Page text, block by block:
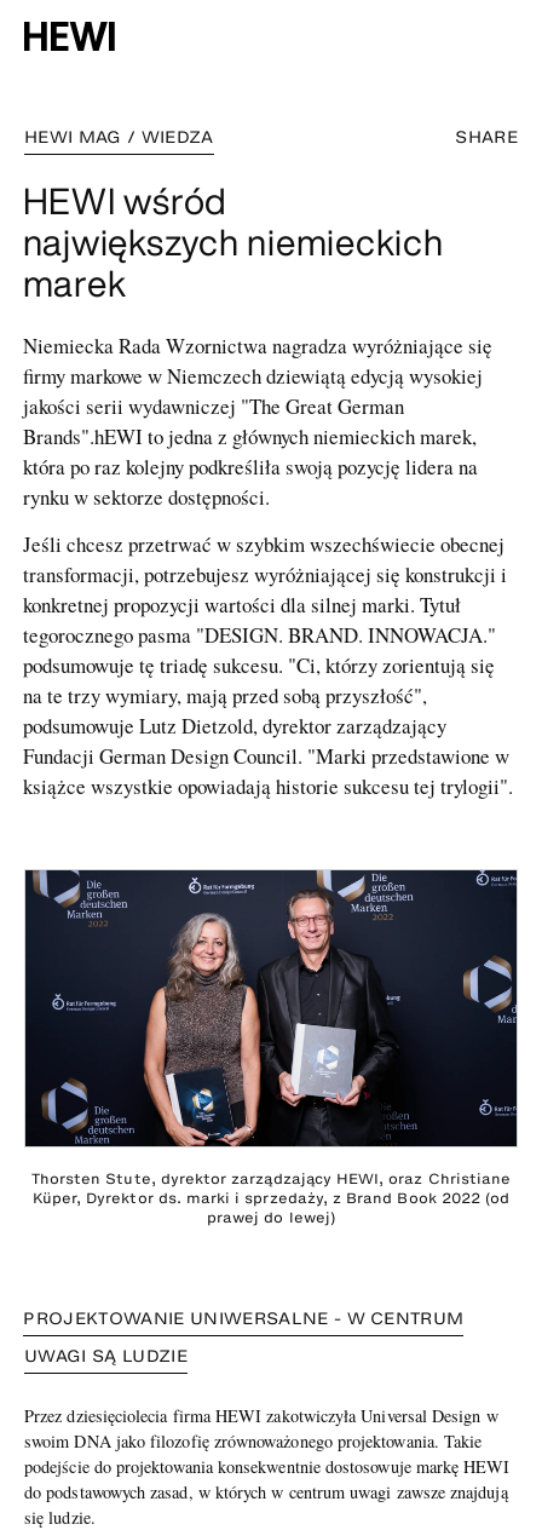
SHARE
HEWI MAG / WIEDZA
HEWI wśród
największych niemieckich
marek
Niemiecka Rada Wzornictwa nagradza wyróżniające się
firmy markowe w Niemczech dziewiątą edycją wysokiej
jakości serii wydawniczej "The Great German
Brands".hEWI to jedna z głównych niemieckich marek,
która po raz kolejny podkreśliła swoją pozycję lidera na
rynku w sektorze dostępności.
Jeśli chcesz przetrwać w szybkim wszechświecie obecnej
transformacji, potrzebujesz wyróżniającej się konstrukcji i
konkretnej propozycji wartości dla silnej marki. Tytuł
tegorocznego pasma "DESIGN. BRAND. INNOWACJA."
podsumowuje tę triadę sukcesu. "Ci, którzy zorientują się
na te trzy wymiary, mają przed sobą przyszłość",
podsumowuje Lutz Dietzold, dyrektor zarządzający
Fundacji German Design Council. "Marki przedstawione w
książce wszystkie opowiadają historie sukcesu tej trylogii".
Thorsten Stute, dyrektor zarządzający HEWI, oraz Christiane
Küper, Dyrektor ds. marki i sprzedaży, z Brand Book 2022 (od
prawej do lewej)
PROJEKTOWANIE UNIWERSALNE - W CENTRUM
UWAGI SĄ LUDZIE
Przez dziesięciolecia firma HEWI zakotwiczyła Universal Design w
swoim DNA jako filozofię zrównoważonego projektowania. Takie
podejście do projektowania konsekwentnie dostosowuje markę HEWI
do podstawowych zasad, w których w centrum uwagi zawsze znajdują
się ludzie.